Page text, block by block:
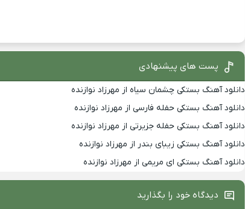
پست های پیشنهادی
دانلود آهنگ بستکی چشمان سیاه از مهرزاد نوازنده
دانلود آهنگ بستکی حفله فارسی از مهرزاد نوازنده
دانلود آهنگ بستکی حفله جزیرتی از مهرزاد نوازنده
دانلود آهنگ بستکی زیبای بندر از مهرزاد نوازنده
دانلود آهنگ بستکی ای مریمی از مهرزاد نوازنده
دیدگاه خود را بگذارید